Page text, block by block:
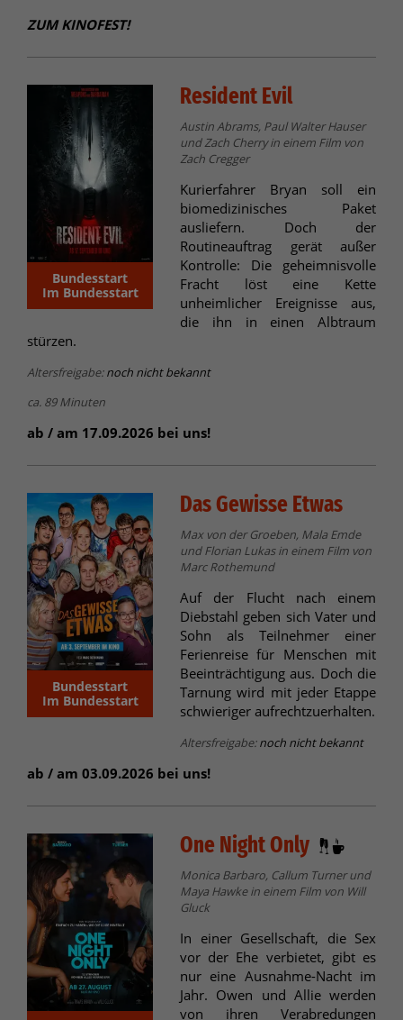
ZUM KINOFEST!
Bundesstart
Im Bundesstart
Resident Evil
Austin Abrams, Paul Walter Hauser
und Zach Cherry in einem Film von
Zach Cregger
Kurierfahrer Bryan soll ein
biomedizinisches Paket
ausliefern. Doch der
Routineauftrag gerät außer
Kontrolle: Die geheimnisvolle
Fracht löst eine Kette
unheimlicher Ereignisse aus,
die ihn in einen Albtraum
stürzen.
Altersfreigabe:noch nicht bekannt
ca. 89 Minuten
ab / am 17.09.2026 bei uns!
Bundesstart
Im Bundesstart
Das Gewisse Etwas
Max von der Groeben, Mala Emde
und Florian Lukas in einem Film von
Marc Rothemund
Auf der Flucht nach einem
Diebstahl geben sich Vater und
Sohn als Teilnehmer einer
Ferienreise für Menschen mit
Beeinträchtigung aus. Doch die
Tarnung wird mit jeder Etappe
schwieriger aufrechtzuerhalten.
Altersfreigabe:noch nicht bekannt
ab / am 03.09.2026 bei uns!
One Night Only
Monica Barbaro, Callum Turner und
Maya Hawke in einem Film von Will
Gluck
In einer Gesellschaft, die Sex
vor der Ehe verbietet, gibt es
nur eine Ausnahme-Nacht im
Jahr. Owen und Allie werden
von ihren Verabredungen